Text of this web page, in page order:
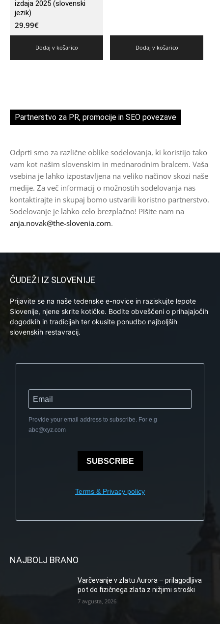
izdaja 2025 (slovenski
jezik)
29.99€
Dodaj v košarico Dodaj v košarico
Partnerstvo za PR, promocije in SEO povezave
Odprti smo za različne oblike sodelovanja, ki koristijo tako
vam kot našim slovenskim in mednarodnim bralcem. Vaša
vsebina je lahko izpostavljena na veliko načinov skozi naše
medije. Za več informacij o možnostih sodelovanja nas
kontaktirajte in skupaj bomo ustvarili koristno partnerstvo.
Sodelovanje je lahko celo brezplačno! Pišite nam na
anja.novak@the-slovenia.com.
ČUDEŽI IZ SLOVENIJE
Prijavite se na naše tedenske e-novice in raziskujte lepote
Slovenije, njene skrite kotičke. Bodite obveščeni o prihajajočih
dogodkih in tradicijah ter okusite ponudbo najboljših
slovenskih restavracij.
Provide your email address to subscribe. For e.g
abc@xyz.com
SUBSCRIBE
Terms & Privacy policy
NAJBOLJ BRANO
Varčevanje v zlatu Aurora – prilagodljiva
pot do fizičnega zlata z nižjimi stroški
7 avgusta, 2026